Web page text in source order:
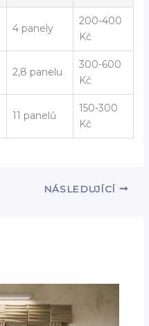
4 panely
200-400
Kč
2,8 panelu
300-600
Kč
11 panelů
150-300
Kč
NÁSLEDUJÍCÍ